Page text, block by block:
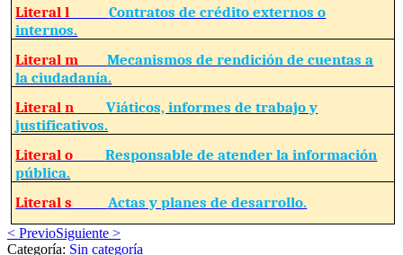
Literal lContratos de crédito externos o
internos.
Literal mMecanismos de rendición de cuentas a
la ciudadanía.
Literal nViáticos, informes de trabajo y
justificativos.
Literal oResponsable de atender la información
pública.
Literal s Actas y planes de desarrollo.
< PrevioSiguiente >
Categoría: Sin categoría